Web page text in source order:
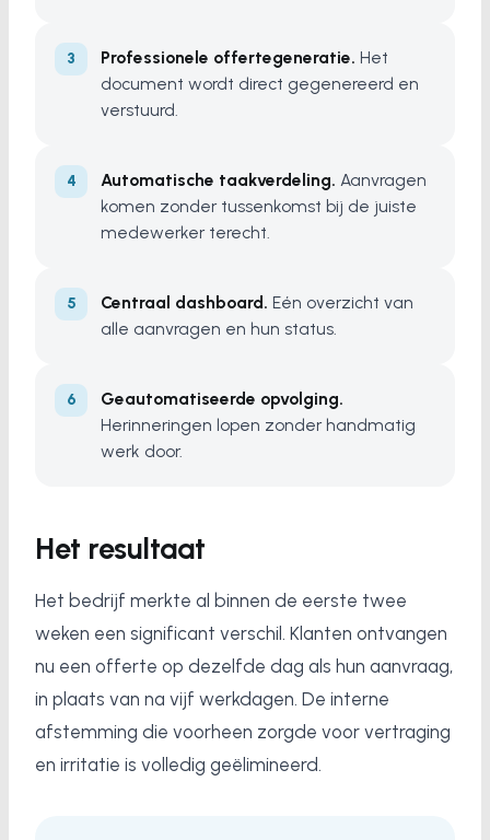
Professionele offertegeneratie. Het
document wordt direct gegenereerd en
verstuurd.
Automatische taakverdeling. Aanvragen
komen zonder tussenkomst bij de juiste
medewerker terecht.
Centraal dashboard. Eén overzicht van
alle aanvragen en hun status.
Geautomatiseerde opvolging.
Herinneringen lopen zonder handmatig
werk door.
Het resultaat
Het bedrijf merkte al binnen de eerste twee
weken een significant verschil. Klanten ontvangen
nu een offerte op dezelfde dag als hun aanvraag,
in plaats van na vijf werkdagen. De interne
afstemming die voorheen zorgde voor vertraging
en irritatie is volledig geëlimineerd.